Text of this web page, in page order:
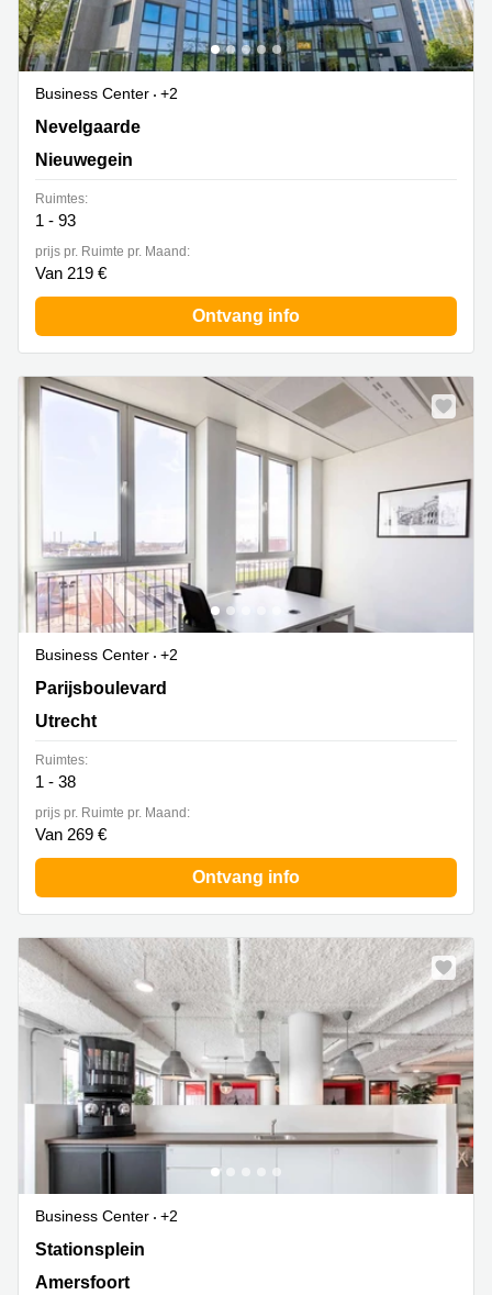
Business Center
+2
Nevelgaarde 8, Nieuwegein
Nevelgaarde
Nieuwegein
Ruimtes:
1 - 93
prijs pr. Ruimte pr. Maand:
Van 219 €
Ontvang info
Business Center
+2
Parijsboulevard 209, Utrecht
Parijsboulevard
Utrecht
Ruimtes:
1 - 38
prijs pr. Ruimte pr. Maand:
Van 269 €
Ontvang info
Business Center
+2
Stationsplein 13A,Ingang 'De Conducteur'/ Receptie op
Stationsplein
Amersfoort